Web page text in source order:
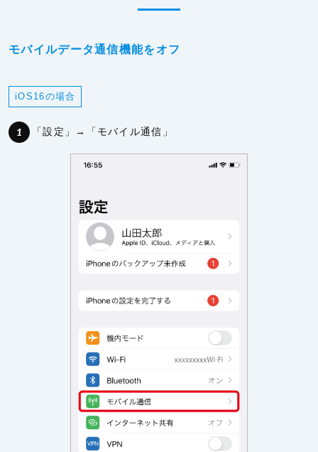
モバイルデータ通信機能をオフ
iOS16の場合
「設定」→「モバイル通信」